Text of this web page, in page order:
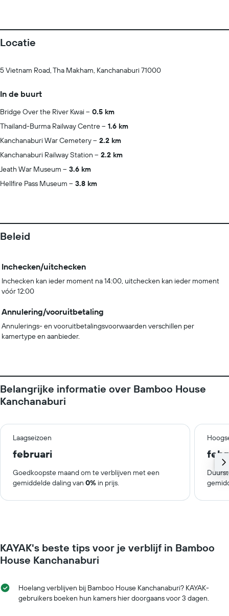
Locatie
5 Vietnam Road, Tha Makham, Kanchanaburi 71000
In de buurt
Bridge Over the River Kwai
0.5 km
Thailand-Burma Railway Centre
1.6 km
Kanchanaburi War Cemetery
2.2 km
Kanchanaburi Railway Station
2.2 km
Jeath War Museum
3.6 km
Hellfire Pass Museum
3.8 km
Beleid
Inchecken/uitchecken
Inchecken kan ieder moment na 14:00, uitchecken kan ieder moment
vóór 12:00
Annulering/vooruitbetaling
Annulerings- en vooruitbetalingsvoorwaarden verschillen per
kamertype en aanbieder.
Belangrijke informatie over Bamboo House
Kanchanaburi
Laagseizoen
februari
Goedkoopste maand om te verblijven met een
gemiddelde daling van 0% in prijs.
KAYAK's beste tips voor je verblijf in Bamboo
House Kanchanaburi
Hoelang verblijven bij Bamboo House Kanchanaburi? KAYAK-
gebruikers boeken hun kamers hier doorgaans voor 3 dagen.